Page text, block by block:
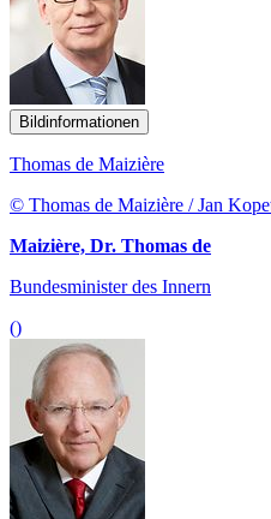
Bildinformationen
Thomas de Maizière
© Thomas de Maizière / Jan
Maizière, Dr. Thomas de
Bundesminister des Innern
()